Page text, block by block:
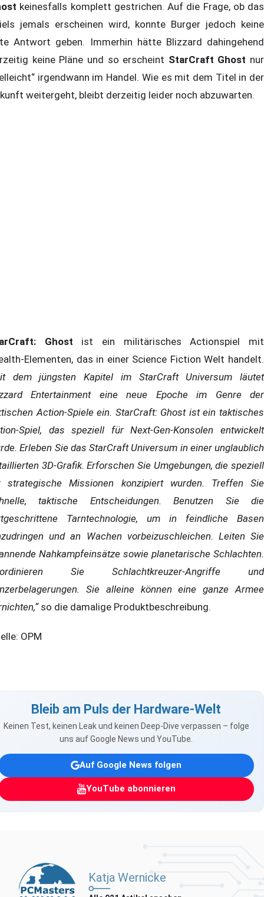
keinesfalls komplett gestrichen. Auf die Frage, ob das
jemals erscheinen wird, konnte Burger jedoch keine
Antwort geben. Immerhin hätte Blizzard dahingehend
keine Pläne und so erscheint StarCraft Ghost nur
irgendwann im Handel. Wie es mit dem Titel in der
weitergeht, bleibt derzeitig leider noch abzuwarten.
Ghost ist ein militärisches Actionspiel mit
Elementen, das in einer Science Fiction Welt handelt.
dem jüngsten Kapitel im StarCraft Universum läutet
Entertainment eine neue Epoche im Genre der
Action-Spiele ein. StarCraft: Ghost ist ein taktisches
Spiel, das speziell für Next-Gen-Konsolen entwickelt
Erleben Sie das StarCraft Universum in einer unglaublich
3D-Grafik. Erforschen Sie Umgebungen, die speziell
strategische Missionen konzipiert wurden. Treffen Sie
taktische Entscheidungen. Benutzen Sie die
Tarntechnologie, um in feindliche Basen
und an Wachen vorbeizuschleichen. Leiten Sie
Nahkampfeinsätze sowie planetarische Schlachten.
Sie Schlachtkreuzer-Angriffe und
Sie alleine können eine ganze Armee
so die damalige Produktbeschreibung.
OPM
Bleib am Puls der Hardware-Welt
Keinen Test, keinen Leak und keinen Deep-Dive verpassen – folge
uns auf Google News und YouTube.
Auf Google News folgen
YouTube abonnieren
Katja Wernicke